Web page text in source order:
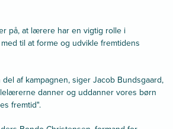
på, at lærere har en vigtig rolle i
til at forme og udvikle fremtidens
af kampagnen, siger Jacob Bundsgaard,
danner og uddanner vores børn
fremtid".